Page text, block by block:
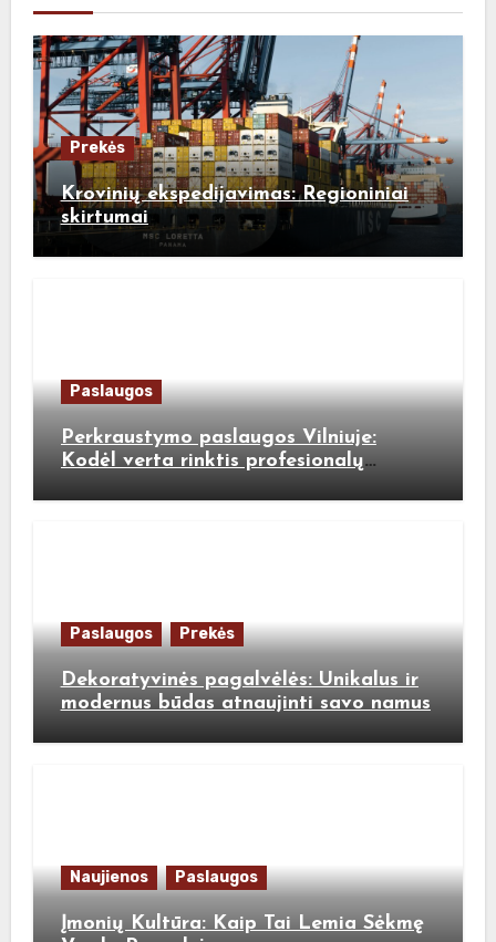
Prekės
Krovinių ekspedijavimas: Regioniniai
skirtumai
Paslaugos
Perkraustymo paslaugos Vilniuje:
Kodėl verta rinktis profesionalų
Paslaugos Prekės
Dekoratyvinės pagalvėlės: Unikalus ir
modernus būdas atnaujinti savo namus
Naujienos Paslaugos
Įmonių Kultūra: Kaip Tai Lemia Sėkmę